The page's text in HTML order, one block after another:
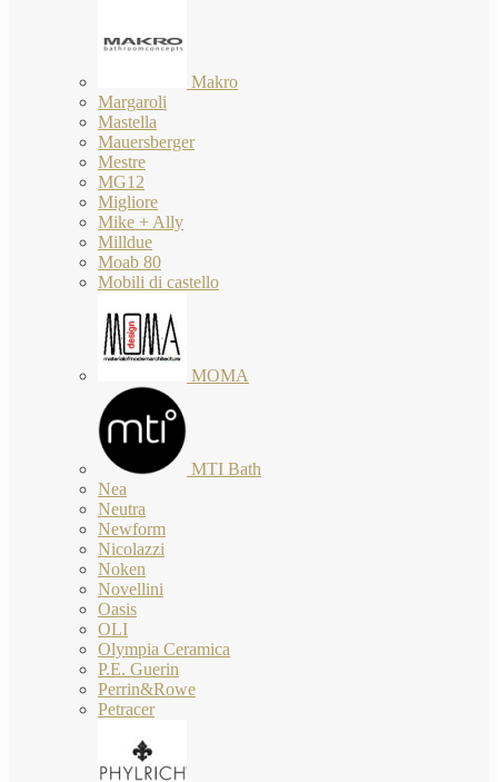
Makro
Margaroli
Mastella
Mauersberger
Mestre
MG12
Migliore
Mike + Ally
Milldue
Moab 80
Mobili di castello
MOMA
MTI Bath
Nea
Neutra
Newform
Nicolazzi
Noken
Novellini
Oasis
OLI
Olympia Ceramica
P.E. Guerin
Perrin&Rowe
Petracer